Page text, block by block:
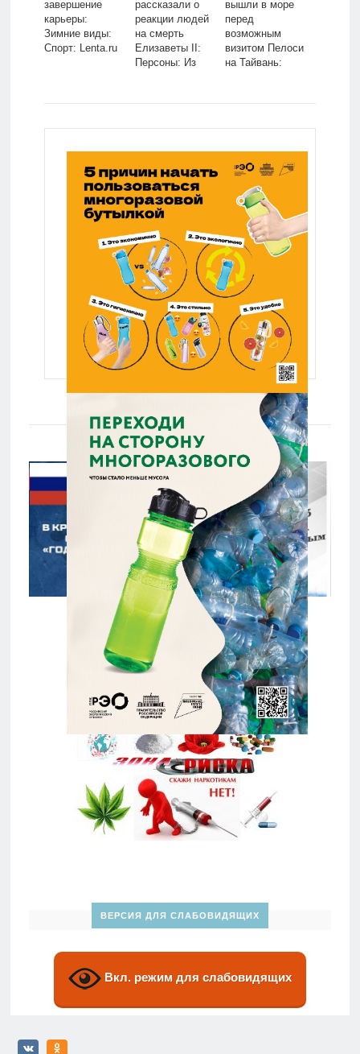
завершение
карьеры:
Зимние виды:
Спорт: Lenta.ru
рассказали о
реакции людей
на смерть
Елизаветы II:
Персоны: Из
вышли в море
перед
возможным
визитом Пелоси
на Тайвань:
ВЕРСИЯ ДЛЯ СЛАБОВИДЯЩИХ
Вкл. режим для слабовидящих